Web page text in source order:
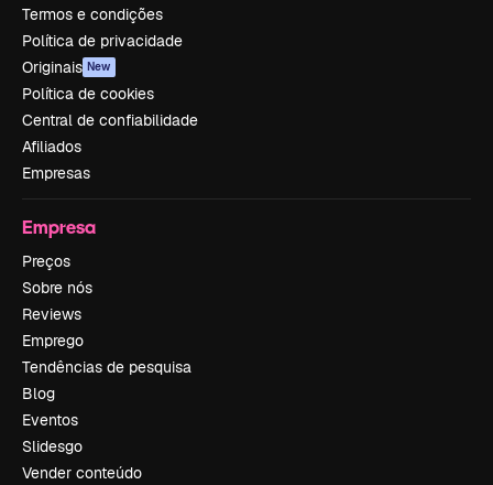
Termos e condições
Política de privacidade
Originais New
Política de cookies
Central de confiabilidade
Afiliados
Empresas
Empresa
Preços
Sobre nós
Reviews
Emprego
Tendências de pesquisa
Blog
Eventos
Slidesgo
Vender conteúdo